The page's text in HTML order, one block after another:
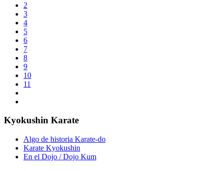
2
3
4
5
6
7
8
9
10
11
Kyokushin Karate
Algo de historia Karate-do
Karate Kyokushin
En el Dojo / Dojo Kum